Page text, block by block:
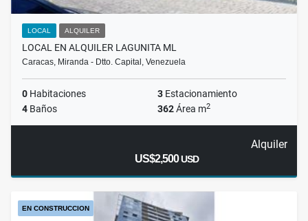
LOCAL ALQUILER
LOCAL EN ALQUILER LAGUNITA ML
Caracas, Miranda - Dtto. Capital, Venezuela
0 Habitaciones 3 Estacionamiento
4 Baños 362Área m2
Alquiler
US$2,500USD
EN CONSTRUCCION